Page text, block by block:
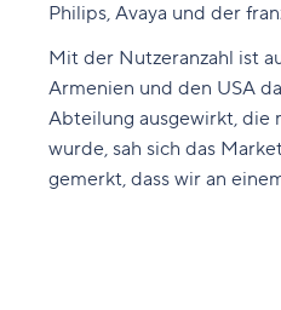
Philips, Avaya und der
Mit der Nutzeranzahl ist
Armenien und den USA
Abteilung ausgewirkt, die
wurde, sah sich das
gemerkt, dass wir an